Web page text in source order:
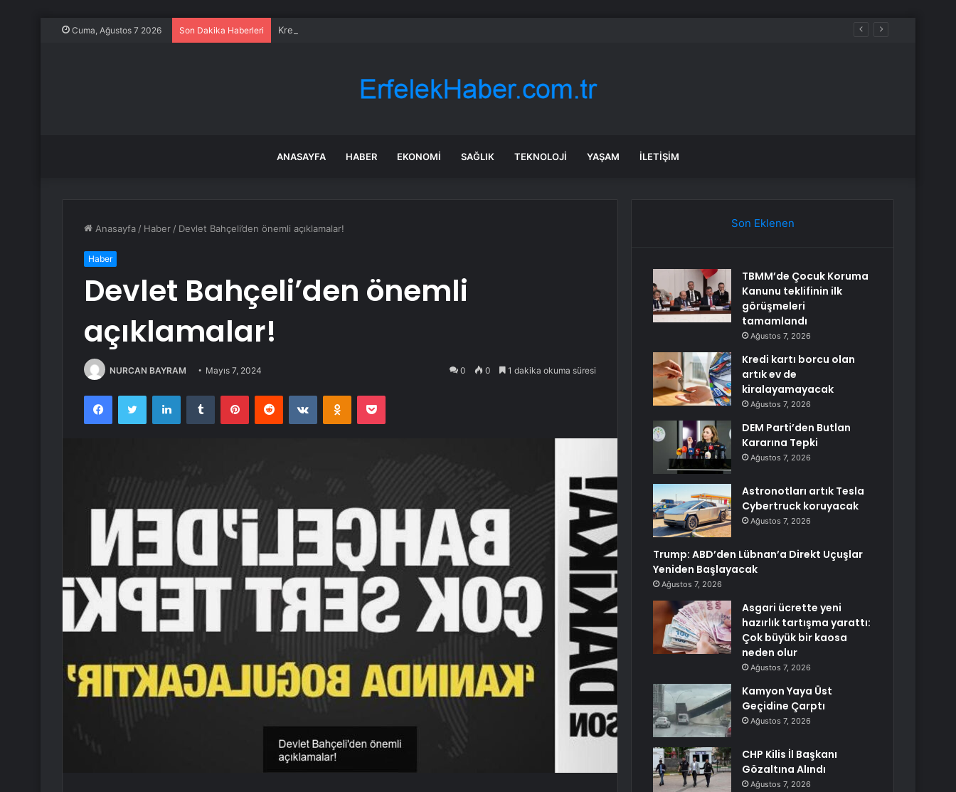
Cuma, Ağustos 7 2026 Son Dakika Haberleri Kredi kartı borcu olan artık ev de kiralayamayacak
ANASAYFA HABER EKONOMI SAĞLIK TEKNOLOJI YAŞAM İLETIŞIM
Anasayfa / Haber / Devlet Bahçeli’den önemli açıklamalar!
Haber
Devlet Bahçeli’den önemli
açıklamalar!
NURCAN BAYRAM Mayıs 7, 2024 0 0 1 dakika okuma süresi
FacebookTwitter LinkedInTumblr PinterestReddit VKontakteOdnoklassniki
Pocket
Son Eklenen
TBMM’de Çocuk Koruma
Kanunu teklifinin ilk
görüşmeleri
tamamlandı
Ağustos 7, 2026
Kredi kartı borcu olan
artık ev de
kiralayamayacak
Ağustos 7, 2026
DEM Parti’den Butlan
Kararına Tepki
Ağustos 7, 2026
Astronotları artık Tesla
Cybertruck koruyacak
Ağustos 7, 2026
Trump: ABD’den Lübnan’a Direkt Uçuşlar
Yeniden Başlayacak
Ağustos 7, 2026
Asgari ücrette yeni
hazırlık tartışma yarattı:
Çok büyük bir kaosa
neden olur
Ağustos 7, 2026
Kamyon Yaya Üst
Geçidine Çarptı
Ağustos 7, 2026
CHP Kilis İl Başkanı
Gözaltına Alındı
Ağustos 7, 2026